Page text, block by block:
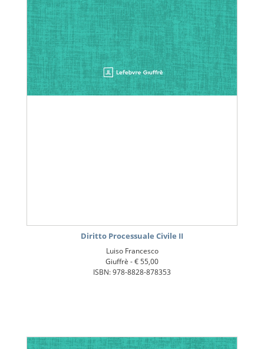
Diritto Processuale Civile II
Luiso Francesco
Giuffrè -€ 55,00
ISBN: 978-8828-878353